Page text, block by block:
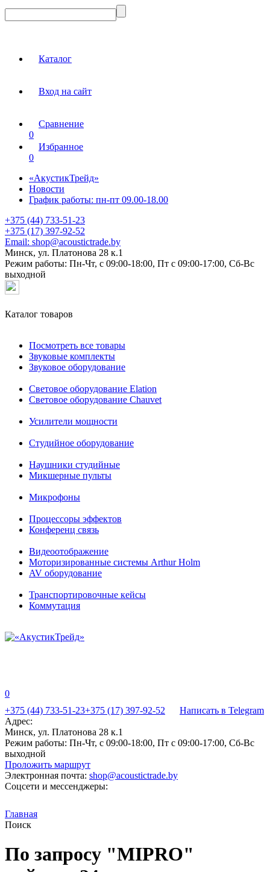
Каталог
Вход на сайт
Сравнение
0
Избранное
0
«АкустикТрейд»
Новости
График работы: пн-пт 09.00-18.00
+375 (44) 733-51-23
+375 (17) 397-92-52
Email: shop@acoustictrade.by
Минск, ул. Платонова 28 к.1
Режим работы: Пн-Чт, с 09:00-18:00, Пт с 09:00-17:00, Сб-Вс
выходной
Каталог товаров
Посмотреть все товары
Звуковые комплекты
Звуковое оборудование
Световое оборудование Elation
Cветовое оборудование Chauvet
Усилители мощности
Студийное оборудование
Наушники студийные
Микшерные пульты
Микрофоны
Процессоры эффектов
Конференц связь
Видеоотображение
Моторизированные системы Arthur Holm
AV оборудование
Транспортировочные кейсы
Коммутация
0
+375 (44) 733-51-23+375 (17) 397-92-52
Написать в Telegram
Адрес:
Минск, ул. Платонова 28 к.1
Режим работы: Пн-Чт, с 09:00-18:00, Пт с 09:00-17:00, Сб-Вс
выходной
Проложить маршрут
Электронная почта: shop@acoustictrade.by
Соцсети и мессенджеры:
Главная
Поиск
По запросу "MIPRO"